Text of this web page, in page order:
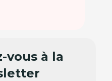
vous à la